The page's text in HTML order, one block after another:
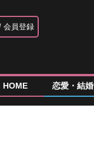
会員登録
HOME 恋愛・結婚